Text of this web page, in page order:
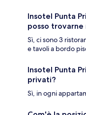
Insotel Punta
posso trovarne
Sì, ci sono 3
e tavoli a bordo
Insotel Punta
privati?
Sì, in ogni